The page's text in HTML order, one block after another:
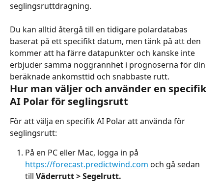
seglingsruttdragning.
Du kan alltid återgå till en tidigare polardatabas
baserat på ett specifikt datum, men tänk på att den
kommer att ha färre datapunkter och kanske inte
erbjuder samma noggrannhet i prognoserna för din
beräknade ankomsttid och snabbaste rutt.
Hur man väljer och använder en specifik
AI Polar för seglingsrutt
För att välja en specifik AI Polar att använda för
seglingsrutt:
På en PC eller Mac, logga in på
https://forecast.predictwind.com och gå sedan
till Väderrutt > Segelrutt.